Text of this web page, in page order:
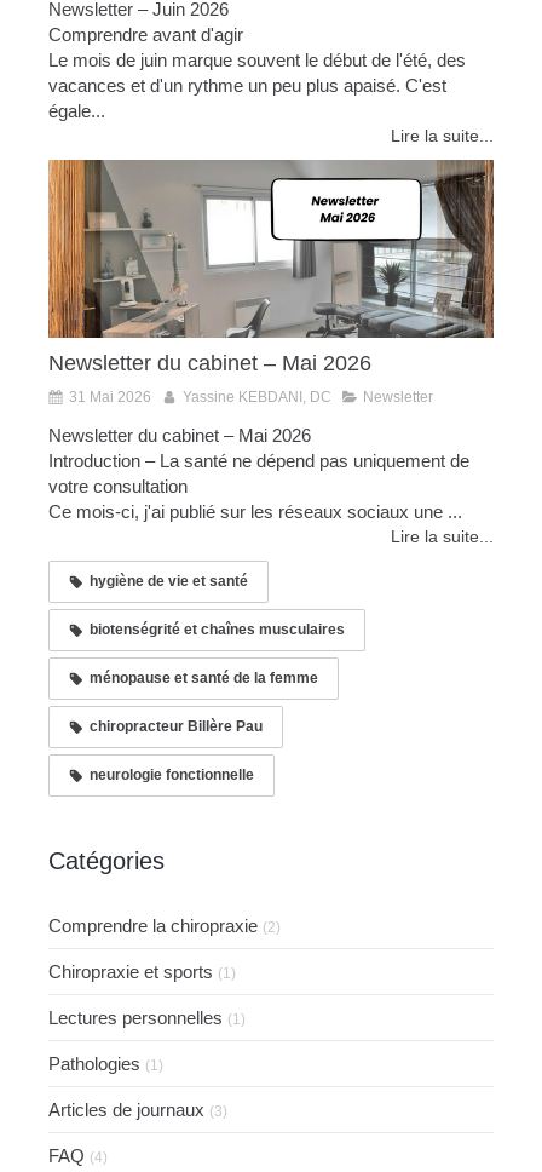
Newsletter – Juin 2026
Comprendre avant d'agir
Le mois de juin marque souvent le début de l'été, des
vacances et d'un rythme un peu plus apaisé. C'est
égale...
Lire la suite...
Newsletter du cabinet – Mai 2026
31 Mai 2026 Yassine KEBDANI, DC Newsletter
Newsletter du cabinet – Mai 2026
Introduction – La santé ne dépend pas uniquement de
votre consultation
Ce mois-ci, j'ai publié sur les réseaux sociaux une ...
Lire la suite...
hygiène de vie et santé
biotenségrité et chaînes musculaires
ménopause et santé de la femme
chiropracteur Billère Pau
neurologie fonctionnelle
Catégories
Comprendre la chiropraxie (2)
Chiropraxie et sports (1)
Lectures personnelles (1)
Pathologies (1)
Articles de journaux (3)
FAQ (4)